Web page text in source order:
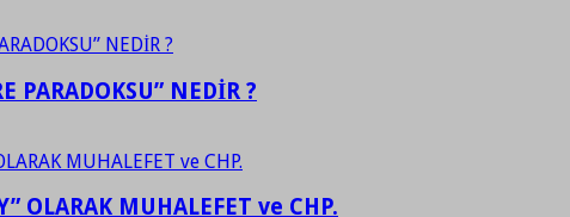
PARADOKSU” NEDİR ?
OLARAK MUHALEFET ve CHP.